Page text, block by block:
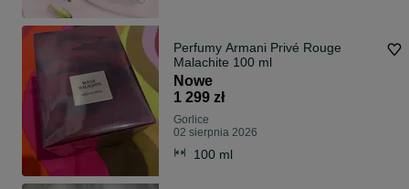
Perfumy Armani Privé Rouge
Malachite 100 ml
Nowe
1 299 zł
Gorlice
02 sierpnia 2026
100 ml